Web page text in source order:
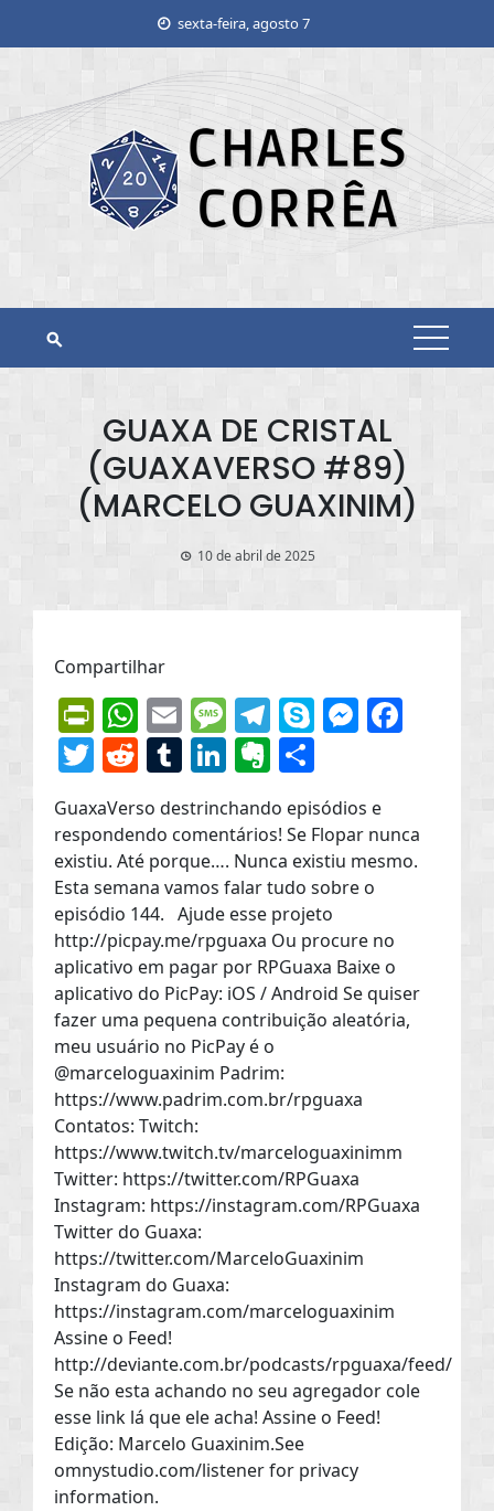
sexta-feira, agosto 7
GUAXA DE CRISTAL
(GUAXAVERSO #89)
(MARCELO GUAXINIM)
10 de abril de 2025
Compartilhar
PrintFriendly
WhatsApp
EmailMessage
Telegram
Skype
Twitter
Reddit
Tumblr
LinkedIn
Evernote
GuaxaVerso destrinchando episódios e
respondendo comentários! Se Flopar nunca
existiu. Até porque…. Nunca existiu mesmo.
Esta semana vamos falar tudo sobre o
episódio 144. Ajude esse projeto
http://picpay.me/rpguaxa Ou procure no
aplicativo em pagar por RPGuaxa Baixe o
aplicativo do PicPay: iOS / Android Se quiser
fazer uma pequena contribuição aleatória,
meu usuário no PicPay é o
@marceloguaxinim Padrim:
https://www.padrim.com.br/rpguaxa
Contatos: Twitch:
https://www.twitch.tv/marceloguaxinimm
Twitter: https://twitter.com/RPGuaxa
Instagram: https://instagram.com/RPGuaxa
Twitter do Guaxa:
https://twitter.com/MarceloGuaxinim
Instagram do Guaxa:
https://instagram.com/marceloguaxinim
Assine o Feed!
http://deviante.com.br/podcasts/rpguaxa/feed/
Se não esta achando no seu agregador cole
esse link lá que ele acha! Assine o Feed!
Edição: Marcelo Guaxinim.See
omnystudio.com/listener for privacy
information.